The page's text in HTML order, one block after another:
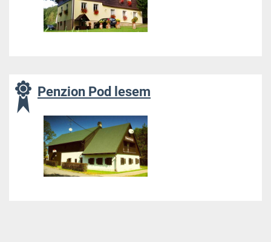
Penzion Pod lesem